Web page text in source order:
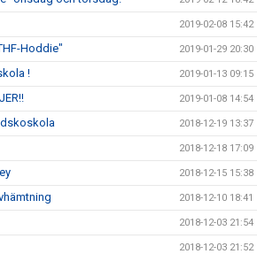
2019-02-08 15:42
Hoddie" 2019-01-29 20:30
! 2019-01-13 09:15
2019-01-08 14:54
2018-12-19 13:37
2018-12-18 17:09
2018-12-15 15:38
2018-12-10 18:41
2018-12-03 21:54
2018-12-03 21:52